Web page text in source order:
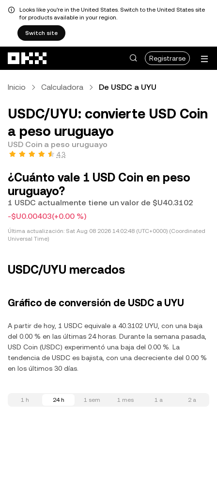
Looks like you're in the United States. Switch to the United States site
for products available in your region.
Switch site
Registrarse
Inicio Calculadora De USDC a UYU
USDC/UYU: convierte USD Coin
a peso uruguayo
USD Coin a peso uruguayo
4.3
¿Cuánto vale 1 USD Coin en peso
uruguayo?
1 USDC actualmente tiene un valor de $U40.3102
-$U0.00403(+0.00 %)
Última actualización: Sat Aug 08 2026 14:02:48 (UTC+0000) (Coordinated
Universal Time)
USDC/UYU mercados
Gráfico de conversión de USDC a UYU
A partir de hoy, 1 USDC equivale a 40.3102 UYU, con una baja
del 0.00 % en las últimas 24 horas. Durante la semana pasada,
USD Coin (USDC) experimentó una baja del 0.00 %. La
tendencia de USDC es bajista, con una decreciente del 0.00 %
en los últimos 30 días.
1 h 24 h 1 sem 1 mes 1 a 2 a